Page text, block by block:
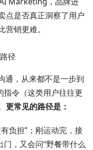
点是否真正洞察了用户
销更难。
径
通，从来都不是一步到
指令（这类用户往往更
更常见的路径是：
负担”；刚运动完，接
门，又会问“野餐带什么